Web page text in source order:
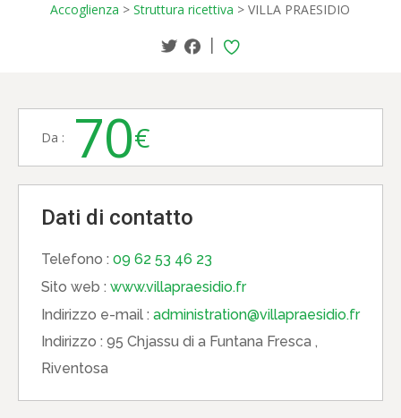
Accoglienza >Struttura ricettiva >VILLA PRAESIDIO
|
Da : 70€
Dati di contatto
Telefono : 09 62 53 46 23
Sito web : www.villapraesidio.fr
Indirizzo e-mail : administration@villapraesidio.fr
Indirizzo : 95 Chjassu di a Funtana Fresca ,
Riventosa